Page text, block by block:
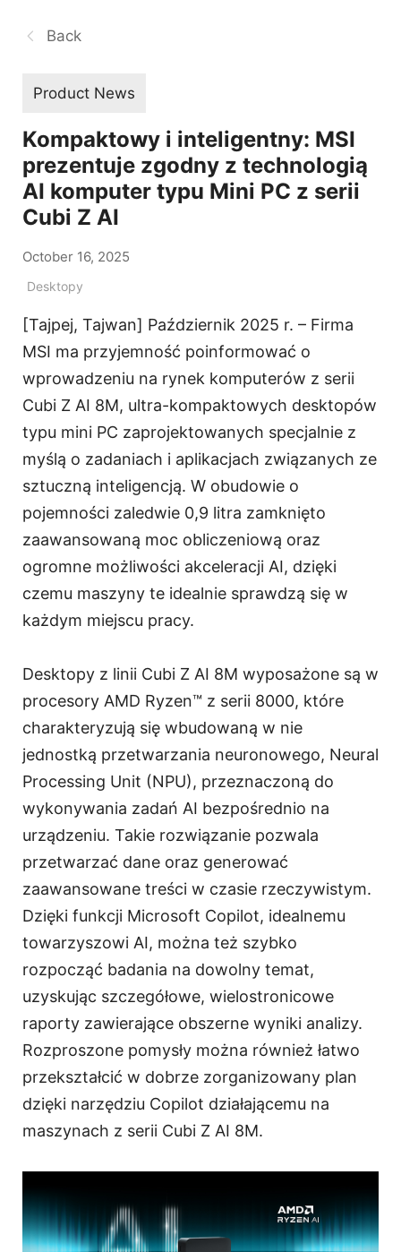
Back
Product News
Kompaktowy i inteligentny: MSI
prezentuje zgodny z technologią
AI komputer typu Mini PC z serii
Cubi Z AI
October 16, 2025
Desktopy
[Tajpej, Tajwan] Październik 2025 r. – Firma
MSI ma przyjemność poinformować o
wprowadzeniu na rynek komputerów z serii
Cubi Z AI 8M, ultra-kompaktowych desktopów
typu mini PC zaprojektowanych specjalnie z
myślą o zadaniach i aplikacjach związanych ze
sztuczną inteligencją. W obudowie o
pojemności zaledwie 0,9 litra zamknięto
zaawansowaną moc obliczeniową oraz
ogromne możliwości akceleracji AI, dzięki
czemu maszyny te idealnie sprawdzą się w
każdym miejscu pracy.
Desktopy z linii Cubi Z AI 8M wyposażone są w
procesory AMD Ryzen™ z serii 8000, które
charakteryzują się wbudowaną w nie
jednostką przetwarzania neuronowego, Neural
Processing Unit (NPU), przeznaczoną do
wykonywania zadań AI bezpośrednio na
urządzeniu. Takie rozwiązanie pozwala
przetwarzać dane oraz generować
zaawansowane treści w czasie rzeczywistym.
Dzięki funkcji Microsoft Copilot, idealnemu
towarzyszowi AI, można też szybko
rozpocząć badania na dowolny temat,
uzyskując szczegółowe, wielostronicowe
raporty zawierające obszerne wyniki analizy.
Rozproszone pomysły można również łatwo
przekształcić w dobrze zorganizowany plan
dzięki narzędziu Copilot działającemu na
maszynach z serii Cubi Z AI 8M.